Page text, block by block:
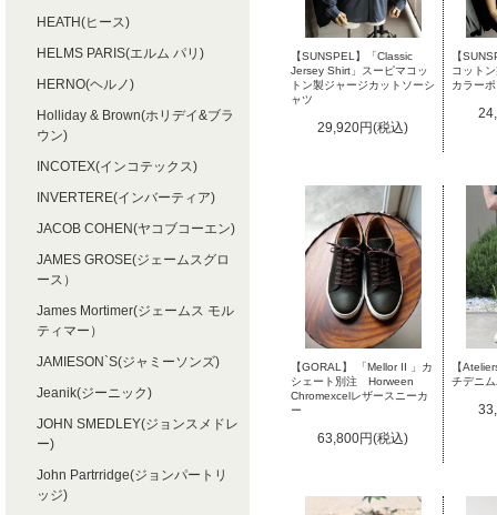
【SUNSPEL】「Classic
Jersey Shirt」スーピマコッ
トン製ジャージカットソーシ
ャツ
29,920円(税込)
【
コット
カラー
【GORAL】 「Mellor II 」カ
シェート別注 Horween
Chromexcelレザースニーカ
ー
63,800円(税込)
【
チデニ
HEATH(ヒース)
HELMS PARIS(エルム パリ)
HERNO(ヘルノ)
Holliday & Brown(ホリデイ&ブラ
ウン)
INCOTEX(インコテックス)
INVERTERE(インバーティア)
JACOB COHEN(ヤコブコーエン)
JAMES GROSE(ジェームスグロ
ース）
James Mortimer(ジェームス モル
ティマー）
JAMIESON`S(ジャミーソンズ)
Jeanik(ジーニック)
JOHN SMEDLEY(ジョンスメドレ
ー)
John Partrridge(ジョンパートリ
ッジ)